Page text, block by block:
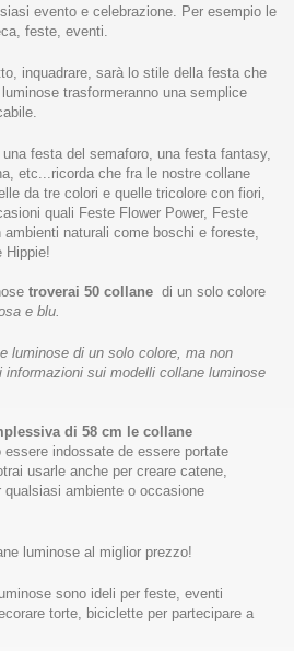
evento e celebrazione. Per esempio le
feste, eventi.
inquadrare, sarà lo stile della festa che
trasformeranno una semplice
festa del semaforo, una festa fantasy,
etc...ricorda che fra le nostre collane
da tre colori e quelle tricolore con fiori,
quali Feste Flower Power, Feste
naturali come boschi e foreste,
Hippie!
troverai 50 collane di un solo colore
e blu.
luminose di un solo colore, ma non
informazioni sui modelli collane luminose
di 58 cm le collane
essere indossate de essere portate
usarle anche per creare catene,
ambiente o occasione
luminose al miglior prezzo!
sono ideli per feste, eventi
torte, biciclette per partecipare a